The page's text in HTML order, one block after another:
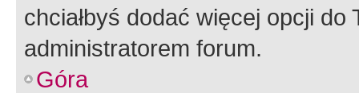
chciałbyś dodać więcej opcji
administratorem forum.
Góra